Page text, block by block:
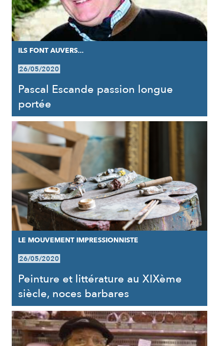
ILS FONT AUVERS...
26/05/2020
Pascal Escande passion longue
portée
LE MOUVEMENT IMPRESSIONNISTE
26/05/2020
Peinture et littérature au XIXème
siècle, noces barbares